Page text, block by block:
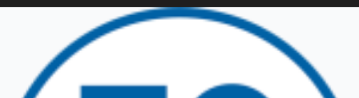
TRICESIMO
TARCENTO